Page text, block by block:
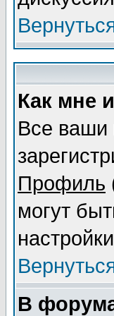
Как мне
Все ваши
Профиль
могут
настройки
В